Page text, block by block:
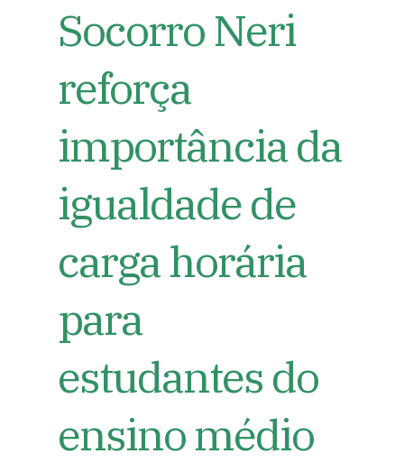
Socorro Neri
reforça
importância da
igualdade de
carga horária
para
estudantes do
ensino médio